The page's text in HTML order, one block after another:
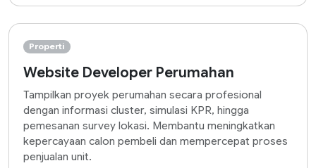
Properti
Website Developer Perumahan
Tampilkan proyek perumahan secara profesional
dengan informasi cluster, simulasi KPR, hingga
pemesanan survey lokasi. Membantu meningkatkan
kepercayaan calon pembeli dan mempercepat proses
penjualan unit.